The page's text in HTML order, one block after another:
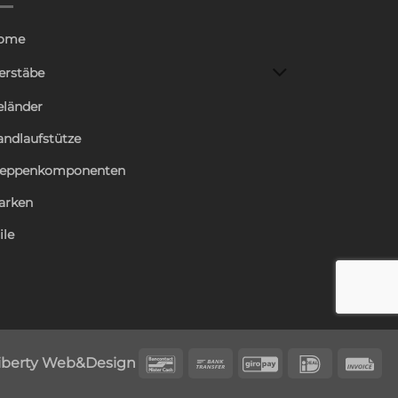
Web&Design Bancontact
Bank
GiroPay IDeal